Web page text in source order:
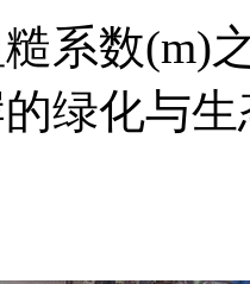
系数(m)
绿化与